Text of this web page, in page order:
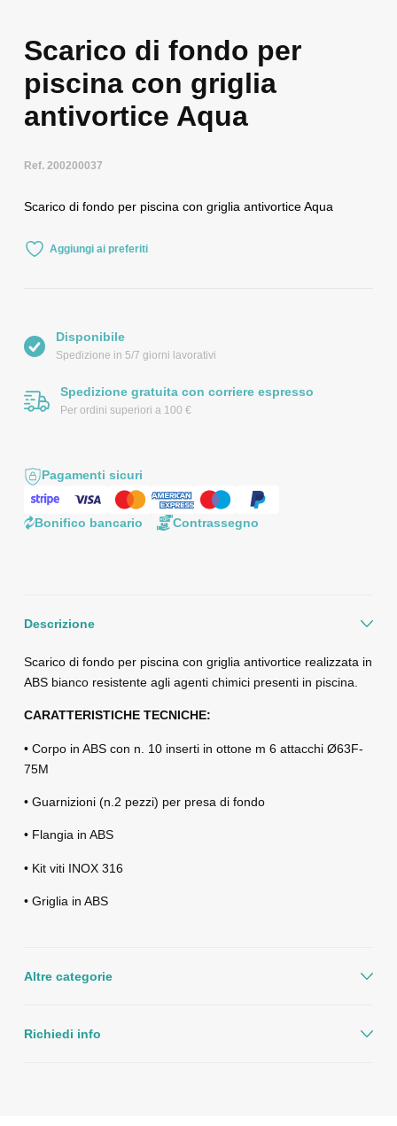
Scarico di fondo per
piscina con griglia
antivortice Aqua
Ref. 200200037
Scarico di fondo per piscina con griglia antivortice Aqua
Aggiungi ai preferiti
Disponibile
Spedizione in 5/7 giorni lavorativi
Spedizione gratuita con corriere espresso
Per ordini superiori a 100 €
Pagamenti sicuri
Bonifico bancario Contrassegno
Descrizione
Scarico di fondo per piscina con griglia antivortice realizzata in
ABS bianco resistente agli agenti chimici presenti in piscina.
CARATTERISTICHE TECNICHE:
• Corpo in ABS con n. 10 inserti in ottone m 6 attacchi Ø63F-
75M
• Guarnizioni (n.2 pezzi) per presa di fondo
• Flangia in ABS
• Kit viti INOX 316
• Griglia in ABS
Altre categorie
Richiedi info